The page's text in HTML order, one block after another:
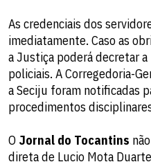
As credenciais dos
imediatamente. Caso as
a Justiça poderá decretar
policiais. A Corregedoria-
a Seciju foram notificadas
procedimentos
O Jornal do Tocantins
direta de Lucio Mota